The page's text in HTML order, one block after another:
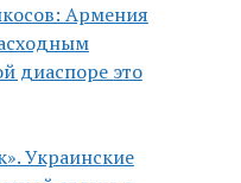
Армения
диаспоре это